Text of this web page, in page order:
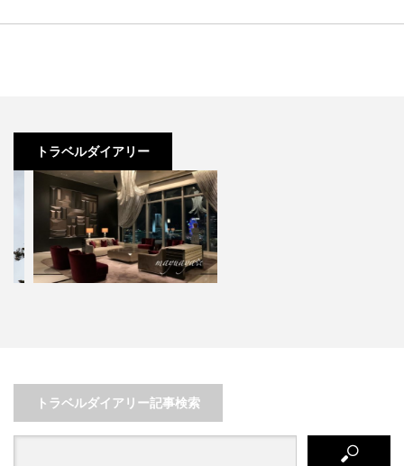
トラベルダイアリー
トラベルダイアリー記事検索